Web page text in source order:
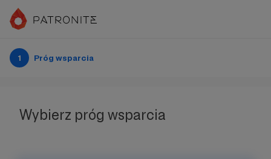
1 Próg wsparcia
Wybierz próg wsparcia